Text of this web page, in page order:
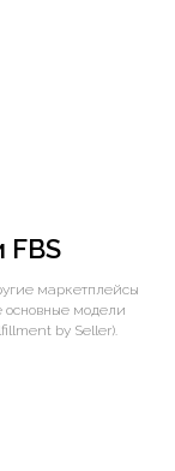
FBS
маркетплейсы
основные модели
by Seller).